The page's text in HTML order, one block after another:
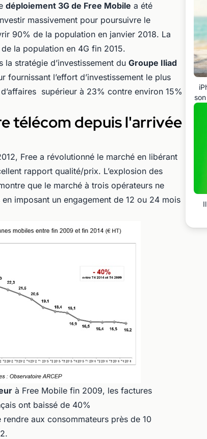
déploiement 3G de Free Mobile a été
massivement pour poursuivre le
90% de la population en janvier 2018. La
la population en 4G fin 2015.
la stratégie d’investissement du Groupe Iliad
fournissant l’effort d’investissement le plus
supérieur à 23% contre environ 15%
télécom depuis l'arrivée
Free a révolutionné le marché en libérant
rapport qualité/prix. L’explosion des
que le marché à trois opérateurs ne
imposant un engagement de 12 ou 24 mois
à Free Mobile fin 2009, les factures
ont baissé de 40%
aux consommateurs près de 10